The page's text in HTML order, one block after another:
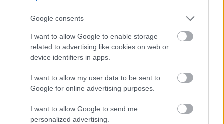
Google consents
I want to allow Google to enable storage
related to advertising like cookies on web or
device identifiers in apps.
I want to allow my user data to be sent to
Google for online advertising purposes.
I want to allow Google to send me
personalized advertising.
как Cordyceps sinensis может быть использован в
лечении рака. Они подчеркивают
подтверждения этих результатов. Это
необходимо для того, чтобы убедиться, что
Cordyceps может быть полезным вариантом
лечения.
Роль кордицепса в лечении